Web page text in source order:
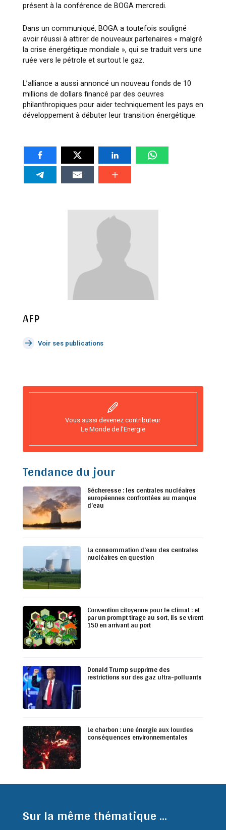
présent à la conférence de BOGA mercredi.
Dans un communiqué, BOGA a toutefois souligné
avoir réussi à attirer de nouveaux partenaires « malgré
la crise énergétique mondiale », qui se traduit vers une
ruée vers le pétrole et surtout le gaz.
L’alliance a aussi annoncé un nouveau fonds de 10
millions de dollars financé par des oeuvres
philanthropiques pour aider techniquement les pays en
développement à débuter leur transition énergétique.
AFP
Voir ses publications
Vous aussi devenez contributeur
Le Monde de l’Energie
Tendance du jour
Sécheresse : les centrales nucléaires
européennes confrontées au manque
d’eau
La consommation d’eau des centrales
nucléaires en question
Convention citoyenne pour le climat : et
par un prompt tirage au sort, ils se virent
150 en arrivant au port
Donald Trump supprime des
restrictions sur des gaz ultra-polluants
Le charbon : une énergie aux lourdes
conséquences environnementales
Sur la même thématique ...